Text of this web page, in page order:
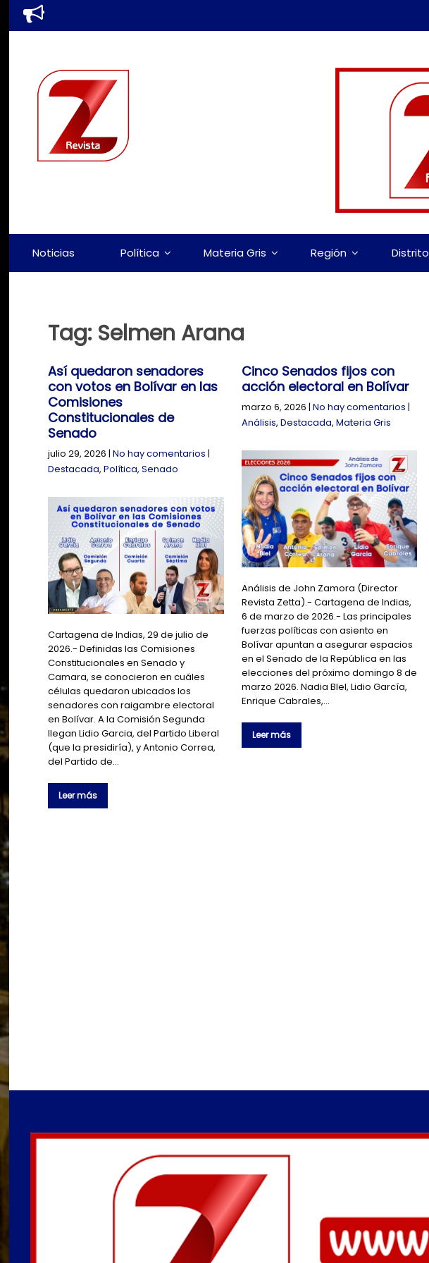
Noticias Política Materia Gris Región Distrito
Tag: Selmen Arana
Así quedaron senadores
con votos en Bolívar en las
Comisiones
Constitucionales de
Senado
julio 29, 2026 |No hay comentarios |
Destacada,Política,Senado
Cartagena de Indias, 29 de julio de
2026.- Definidas las Comisiones
Constitucionales en Senado y
Camara, se conocieron en cuáles
células quedaron ubicados los
senadores con raigambre electoral
en Bolívar. A la Comisión Segunda
llegan Lidio Garcia, del Partido Liberal
(que la presidiría), y Antonio Correa,
del Partido de…
Leer más
Cinco Senados fijos con
acción electoral en Bolívar
marzo 6, 2026 | No hay comentarios |
Análisis, Destacada, Materia Gris
Análisis de John Zamora (Director
Revista Zetta).- Cartagena de Indias,
6 de marzo de 2026.- Las principales
fuerzas políticas con asiento en
Bolívar apuntan a asegurar espacios
en el Senado de la República en las
elecciones del próximo domingo 8 de
marzo 2026. Nadia Blel, Lidio García,
Enrique Cabrales,…
Leer más